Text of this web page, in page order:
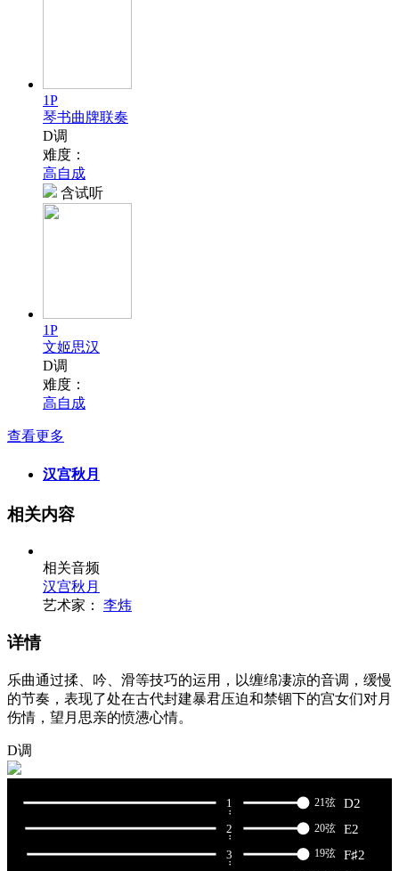
1P
琴书曲牌联奏
D调
难度：
高自成
含试听
1P
文姬思汉
D调
难度：
高自成
查看更多
汉宫秋月
相关内容
相关音频
汉宫秋月
艺术家：
李炜
详情
乐曲通过揉、吟、滑等技巧的运用，以缠绵凄凉的音调，缓慢
的节奏，表现了处在古代封建暴君压迫和禁锢下的宫女们对月
伤情，望月思亲的愤懑心情。
D调